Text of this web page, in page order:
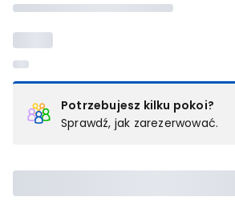
Potrzebujesz kilku pokoi?
Sprawdź, jak zarezerwować.
pokoju (lub apartamencie, willi itd.).